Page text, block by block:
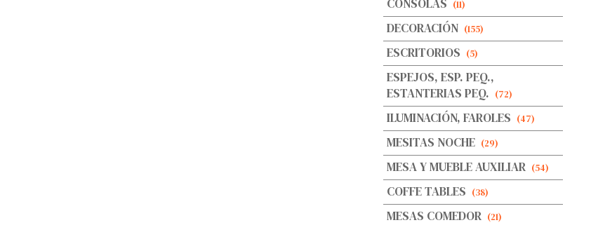
CONSOLAS (11)
DECORACIÓN (155)
ESCRITORIOS (5)
ESPEJOS, ESP. PEQ.,
ESTANTERIAS PEQ. (72)
ILUMINACIÓN, FAROLES (47)
MESITAS NOCHE (29)
MESA Y MUEBLE AUXILIAR (54)
COFFE TABLES (38)
MESAS COMEDOR (21)